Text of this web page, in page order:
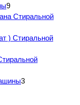
9
Стиральной
) Стиральной
3